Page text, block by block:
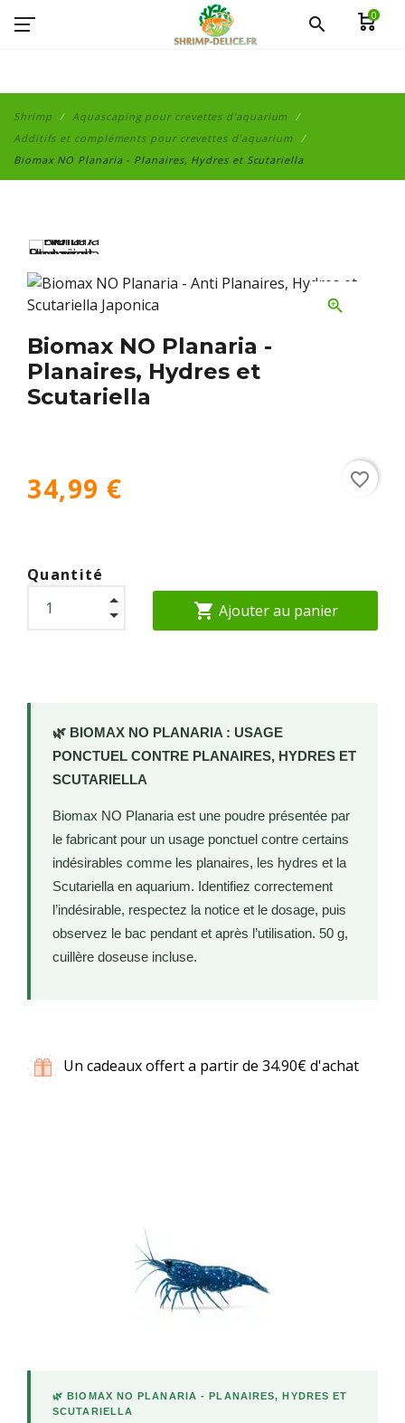
search 0
Shrimp
Aquascaping pour crevettes d'aquarium
Additifs et compléments pour crevettes d'aquarium
Biomax NO Planaria - Planaires, Hydres et Scutariella
zoom_in
Biomax NO Planaria -
Planaires, Hydres et
Scutariella
34,99 €
Quantité
shopping_cart Ajouter au panier
favorite_border
🌿 BIOMAX NO PLANARIA : USAGE
PONCTUEL CONTRE PLANAIRES, HYDRES ET
SCUTARIELLA
Biomax NO Planaria est une poudre présentée par
le fabricant pour un usage ponctuel contre certains
indésirables comme les planaires, les hydres et la
Scutariella en aquarium. Identifiez correctement
l’indésirable, respectez la notice et le dosage, puis
observez le bac pendant et après l’utilisation. 50 g,
cuillère doseuse incluse.
Un cadeaux offert a partir de 34.90€ d'achat
🌿 BIOMAX NO PLANARIA - PLANAIRES, HYDRES ET
SCUTARIELLA